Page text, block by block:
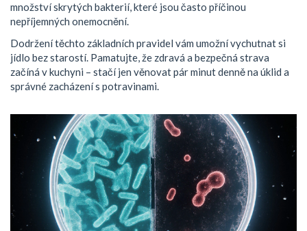
množství skrytých bakterií, které jsou často příčinou
nepříjemných onemocnění.
Dodržení těchto základních pravidel vám umožní vychutnat si
jídlo bez starostí. Pamatujte, že zdravá a bezpečná strava
začíná v kuchyni – stačí jen věnovat pár minut denně na úklid a
správné zacházení s potravinami.